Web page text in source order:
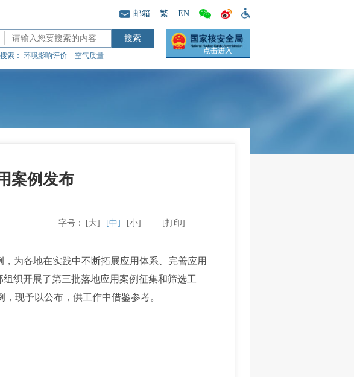
邮箱 繁 EN
索： 环境影响评价 空气质量
点击进入
案例发布
[打印]
字号： [大] [中] [小]
为各地在实践中不断拓展应用体系、完善应用
织开展了第三批落地应用案例征集和筛选工
现予以公布，供工作中借鉴参考。